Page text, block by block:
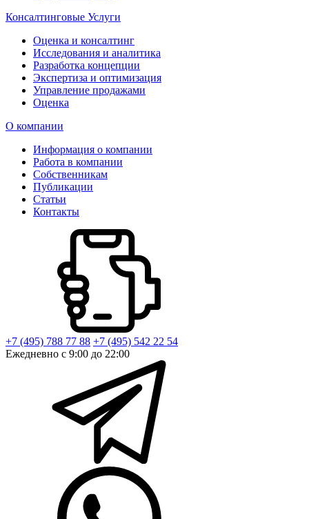
Консалтинговые Услуги
Оценка и консалтинг
Исследования и аналитика
Разработка концепции
Экспертиза и оптимизация
Управление продажами
Оценка
О компании
Информация о компании
Работа в компании
Собственникам
Публикации
Статьи
Контакты
+7 (495) 788 77 88 +7 (495) 542 22 54
Ежедневно с 9:00 до 22:00